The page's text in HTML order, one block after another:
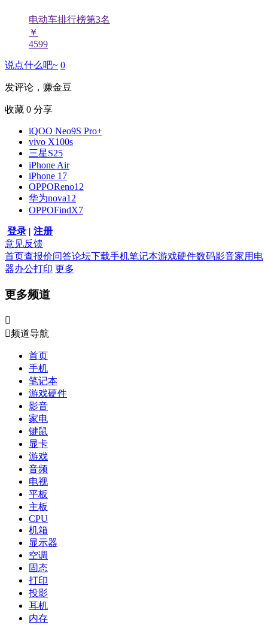
电动车排行榜第3名
￥
4599
说点什么吧~ 0
发评论，赚金豆
收藏 0 分享
iQOO Neo9S Pro+
vivo X100s
三星S25
iPhone Air
iPhone 17
OPPOReno12
华为nova12
OPPOFindX7
登录 | 注册
意见反馈
首页查报价问答论坛下载手机笔记本游戏硬件数码影音家用电
器办公打印 更多
更多频道

频道导航
首页
手机
笔记本
游戏硬件
影音
家电
键鼠
显卡
游戏
音频
电视
平板
主板
CPU
机箱
显示器
空调
固态
打印
投影
耳机
内存